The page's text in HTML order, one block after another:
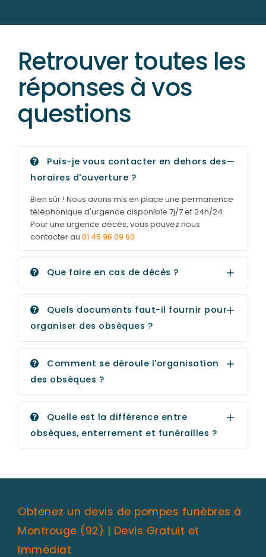
Retrouver toutes les
réponses à vos
questions
Puis-je vous contacter en dehors des
horaires d'ouverture ?
Bien sûr ! Nous avons mis en place une permanence
téléphonique d'urgence disponible 7j/7 et 24h/24.
Pour une urgence décès, vous pouvez nous
contacter au 01 45 96 09 60
Que faire en cas de décès ?
Quels documents faut-il fournir pour
organiser des obsèques ?
Comment se déroule l'organisation
des obsèques ?
Quelle est la différence entre
obsèques, enterrement et funérailles ?
Obtenez un devis de pompes funèbres à
Montrouge (92) | Devis Gratuit et
Immédiat